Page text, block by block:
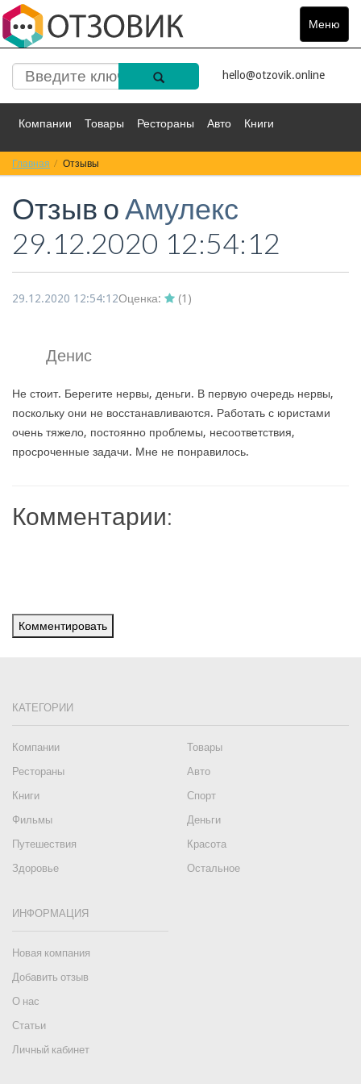
Меню
Toggle
hello@otzovik.online
Компании Товары Рестораны Авто Книги
Спорт Фильмы
Красота Здоровье Остальное
Главная Отзывы
Отзыв оАмулекс
29.12.2020 12:54:12
29.12.2020 12:54:12Оценка: (1 )
Денис
Не стоит. Берегите нервы, деньги. В первую очередь нервы,
поскольку они не восстанавливаются. Работать с юристами
очень тяжело, постоянно проблемы, несоответствия,
просроченные задачи. Мне не понравилось.
Комментарии:
Комментировать
КАТЕГОРИИ
Компании
Товары
Рестораны
Авто
Книги
Спорт
Фильмы
Деньги
Путешествия
Красота
Здоровье
Остальное
ИНФОРМАЦИЯ
Новая компания
Добавить отзыв
О нас
Статьи
Личный кабинет